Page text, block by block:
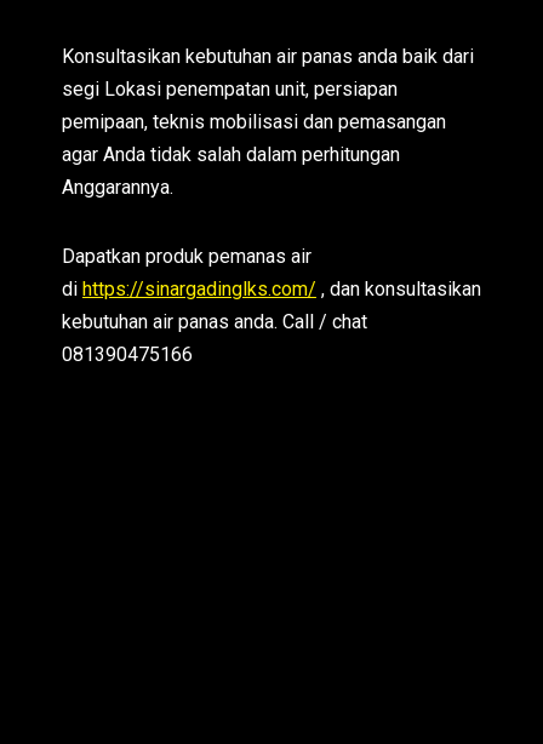
Konsultasikan kebutuhan air panas anda baik dari
segi Lokasi penempatan unit, persiapan
pemipaan, teknis mobilisasi dan pemasangan
agar Anda tidak salah dalam perhitungan
Anggarannya.
Dapatkan produk pemanas air
di https://sinargadinglks.com/ , dan konsultasikan
kebutuhan air panas anda. Call / chat
081390475166